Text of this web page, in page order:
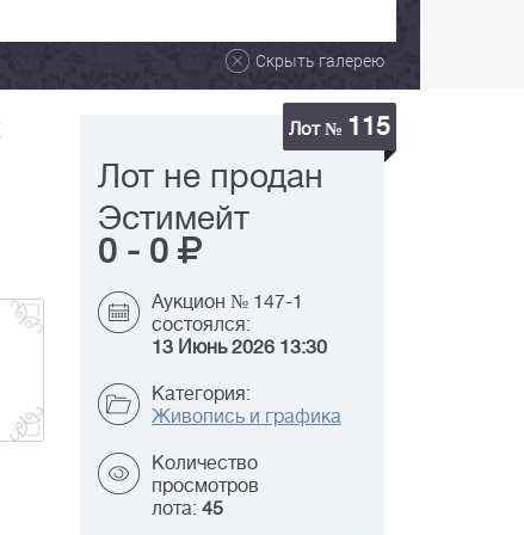
Скрыть галерею
Лот № 115
Лот не продан
Эстимейт
0 - 0
Аукцион № 147-1
состоялся:
13 Июнь 2026 13:30
Категория:
Живопись и графика
Количество
просмотров
лота: 45